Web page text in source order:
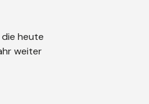
heute
weiter